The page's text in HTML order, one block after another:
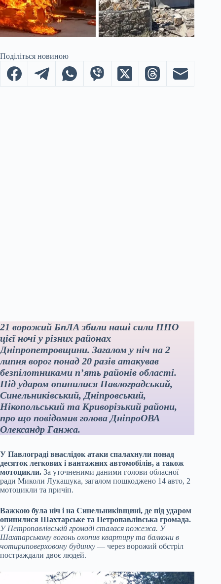
Поділіться новиною
21 ворожий БпЛА збили наші сили ППО
цієї ночі у різних районах
Дніпропетровщини. Загалом у ніч на 2
липня ворог понад 20 разів атакував
безпілотниками п’ять районів області.
Під ударом опинилися Павлоградський,
Синельниківський, Дніпровський,
Нікопольський та Криворізький райони,
про що повідомив голова ДніпроОВА
Олександр Ганжа.
У Павлограді внаслідок атаки спалахнули понад
десяток легкових і вантажних автомобілів, а також
мотоцикли. За уточненими даними голови обласної
ради Миколи Лукашука, загалом пошкоджено 14 авто, 2
мотоцикли та причіп.
Важкою була ніч і на Синельниківщині, де під ударом
опинилися Шахтарське та Петропавлівська громада.
У Петропавлівській громаді сталася пожежа. У
Шахтарському вогонь охопив квартиру та балкони в
чотириповерховому будинку — через ворожий обстріл
постраждали двоє людей.